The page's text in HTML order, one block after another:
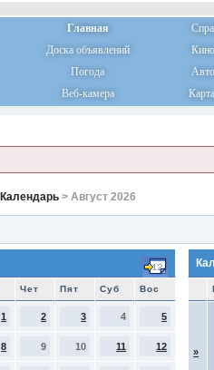
Главная
Доска объявлений
Погода
Веб-камера
Календарь > Август 2026
Чет Пят Суб Вос
1 2 3 4 5
8 9 10 11 12 »